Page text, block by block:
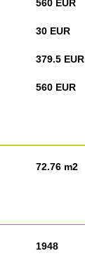
560 EUR
30 EUR
379.5 EUR
560 EUR
72.76 m2
1948